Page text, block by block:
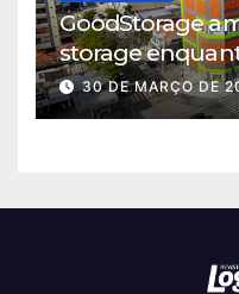
GoodStorage
storage
consolida em
30 DE MARÇO DE